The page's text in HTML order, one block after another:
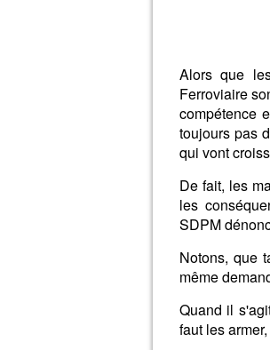
Alors que
Ferroviaire
compétence
toujours pas
qui vont
De fait, les
les
SDPM
Notons, que
même
Quand il
faut les